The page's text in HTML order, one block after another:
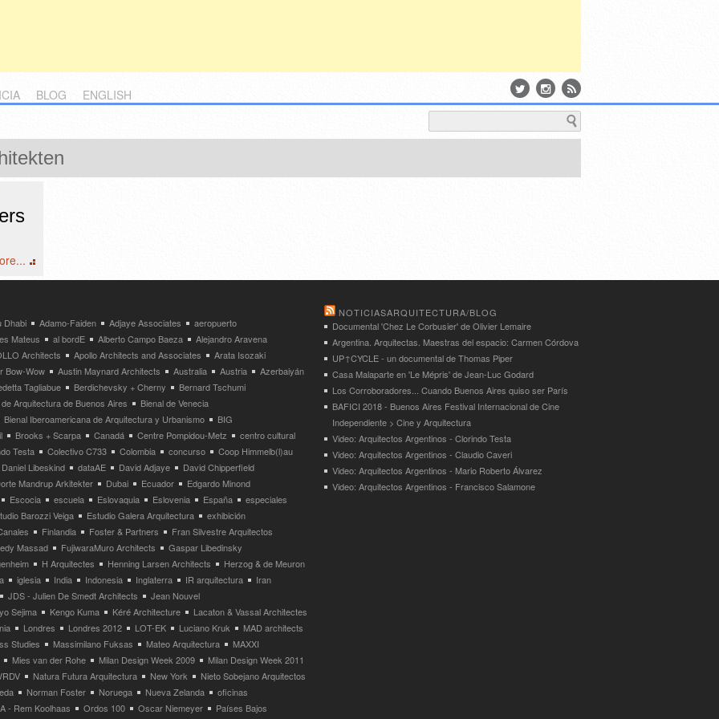
BLOG ENGLISH
Dhabi Adamo-Faiden Adjaye Associates
aeropuerto
Mateus al bordE Alberto Campo Baeza
Alejandro Aravena
Architects Apollo Architects and Associates
Arata Isozaki
Bow-Wow Austin Maynard Architects Australia Austria
Azerbaiyán
Tagliabue Berdichevsky + Cherny
Bernard Tschumi
de Arquitectura de Buenos Aires
Bienal de Venecia
Bienal Iberoamericana de Arquitectura y Urbanismo
BIG
Brooks + Scarpa Canadá Centre Pompidou-Metz
centro cultural
Testa Colectivo C733 Colombia concurso
Coop Himmelb(l)au
Daniel Libeskind dataAE David Adjaye
David Chipperfield
Mandrup Arkitekter Dubai Ecuador
Edgardo Minond
Escocia escuela Eslovaquia Eslovenia España
especiales
Barozzi Veiga Estudio Galera Arquitectura
exhibición
Finlandia Foster & Partners
Fran Silvestre Arquitectos
Massad FujiwaraMuro Architects
Gaspar Libedinsky
H Arquitectes Henning Larsen Architects
Herzog & de Meuron
iglesia India Indonesia Inglaterra IR arquitectura
Iran
JDS - Julien De Smedt Architects
Jean Nouvel
Sejima Kengo Kuma Kéré Architecture
Lacaton & Vassal Architectes
Londres Londres 2012 LOT-EK Luciano Kruk
MAD architects
Studies Massimilano Fuksas Mateo Arquitectura
MAXXI
Mies van der Rohe Milan Design Week 2009
Milan Design Week 2011
Natura Futura Arquitectura New York
Nieto Sobejano Arquitectos
Norman Foster Noruega Nueva Zelanda
oficinas
- Rem Koolhaas Ordos 100 Oscar Niemeyer
Países Bajos
NOTICIASARQUITECTURA/BLOG
Documental 'Chez Le Corbusier' de Olivier Lemaire
Argentina. Arquitectas. Maestras del espacio: Carmen Córdova
UP↑CYCLE - un documental de Thomas Piper
Casa Malaparte en 'Le Mépris' de Jean-Luc Godard
Los Corroboradores... Cuando Buenos Aires quiso ser París
BAFICI 2018 - Buenos Aires Festival Internacional de Cine
Independiente > Cine y Arquitectura
Video: Arquitectos Argentinos - Clorindo Testa
Video: Arquitectos Argentinos - Claudio Caveri
Video: Arquitectos Argentinos - Mario Roberto Álvarez
Video: Arquitectos Argentinos - Francisco Salamone